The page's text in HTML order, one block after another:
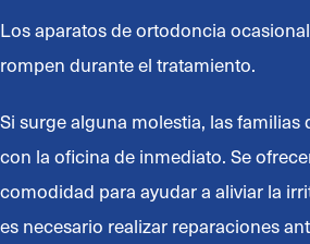
Los aparatos de ortodoncia
rompen durante el tratamiento.
Si surge alguna molestia, las
con la oficina de inmediato. Se
comodidad para ayudar a aliviar la
es necesario realizar reparaciones